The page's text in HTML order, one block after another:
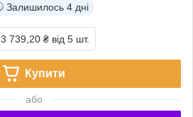
Залишилось 4 дні
3 739,20 ₴ від 5 шт.
Купити
або